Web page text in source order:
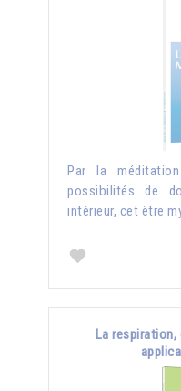
Par la
possibilités de
intérieur, cet être
La